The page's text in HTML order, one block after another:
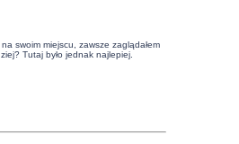
swoim miejscu, zawsze zaglądałem
Tutaj było jednak najlepiej.